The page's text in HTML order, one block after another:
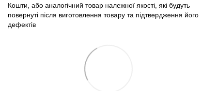
Кошти, або аналогічний товар належної якості, які будуть
повернуті після виготовлення товару та підтвердження його
дефектів